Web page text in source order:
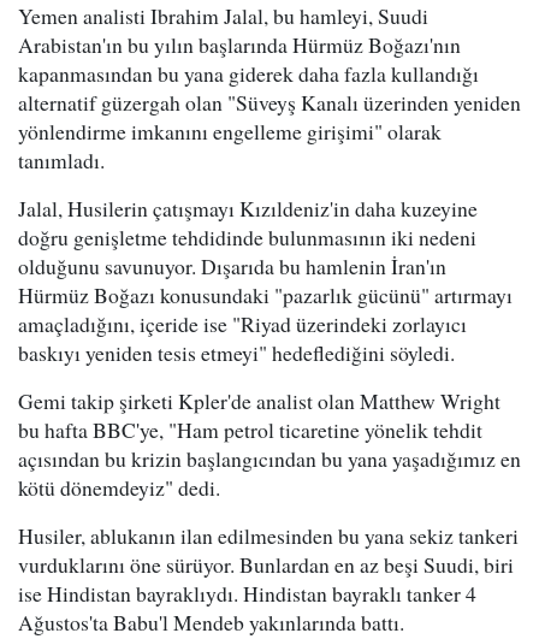
Yemen analisti Ibrahim Jalal, bu hamleyi, Suudi
Arabistan'ın bu yılın başlarında Hürmüz Boğazı'nın
kapanmasından bu yana giderek daha fazla kullandığı
alternatif güzergah olan "Süveyş Kanalı üzerinden yeniden
yönlendirme imkanını engelleme girişimi" olarak
tanımladı.
Jalal, Husilerin çatışmayı Kızıldeniz'in daha kuzeyine
doğru genişletme tehdidinde bulunmasının iki nedeni
olduğunu savunuyor. Dışarıda bu hamlenin İran'ın
Hürmüz Boğazı konusundaki "pazarlık gücünü" artırmayı
amaçladığını, içeride ise "Riyad üzerindeki zorlayıcı
baskıyı yeniden tesis etmeyi" hedeflediğini söyledi.
Gemi takip şirketi Kpler'de analist olan Matthew Wright
bu hafta BBC'ye, "Ham petrol ticaretine yönelik tehdit
açısından bu krizin başlangıcından bu yana yaşadığımız en
kötü dönemdeyiz" dedi.
Husiler, ablukanın ilan edilmesinden bu yana sekiz tankeri
vurduklarını öne sürüyor. Bunlardan en az beşi Suudi, biri
ise Hindistan bayraklıydı. Hindistan bayraklı tanker 4
Ağustos'ta Babu'l Mendeb yakınlarında battı.